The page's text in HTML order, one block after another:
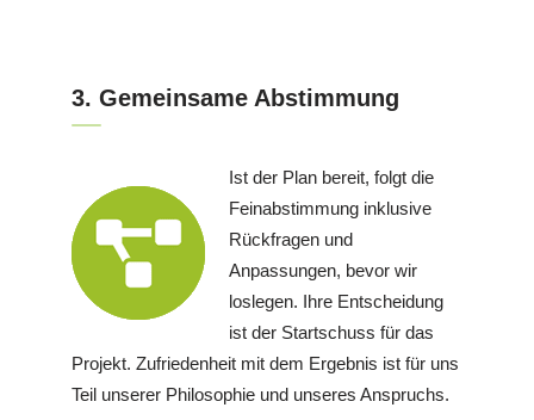
3. Gemeinsame Abstimmung
Ist der Plan bereit, folgt die
Feinabstimmung inklusive
Rückfragen und
Anpassungen, bevor wir
loslegen. Ihre Entscheidung
ist der Startschuss für das
Projekt. Zufriedenheit mit dem Ergebnis ist für uns
Teil unserer Philosophie und unseres Anspruchs.